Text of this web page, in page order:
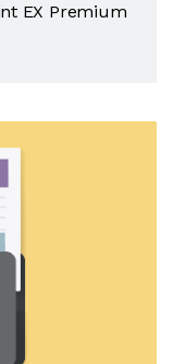
EX Premium